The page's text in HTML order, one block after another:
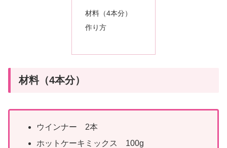
材料（4本分）
作り方
材料（4本分）
ウインナー 2本
ホットケーキミックス 100g